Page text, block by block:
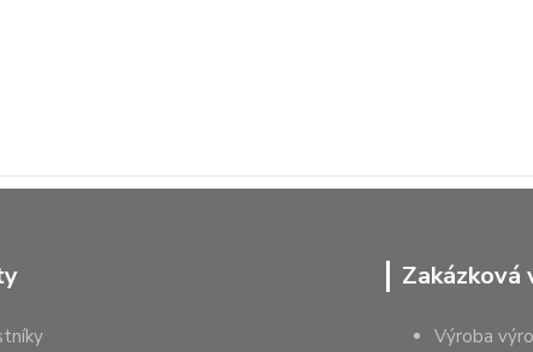
Zakázková
Výroba